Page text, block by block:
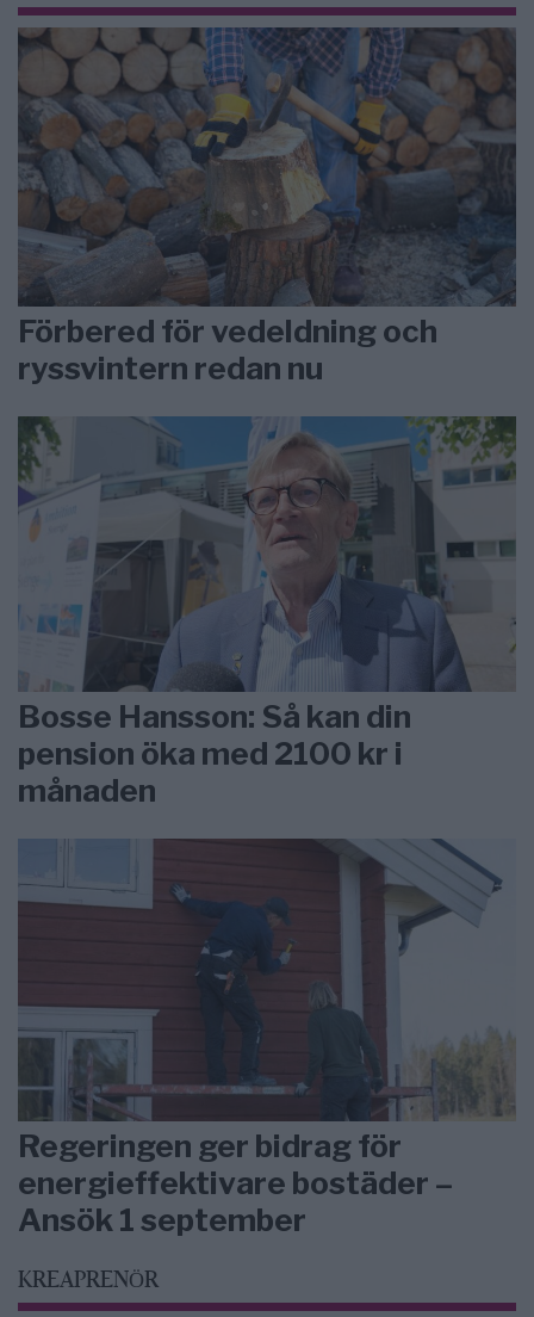
Förbered för vedeldning och
ryssvintern redan nu
Bosse Hansson: Så kan din
pension öka med 2100 kr i
månaden
Regeringen ger bidrag för
energieffektivare bostäder –
Ansök 1 september
KREAPRENÖR